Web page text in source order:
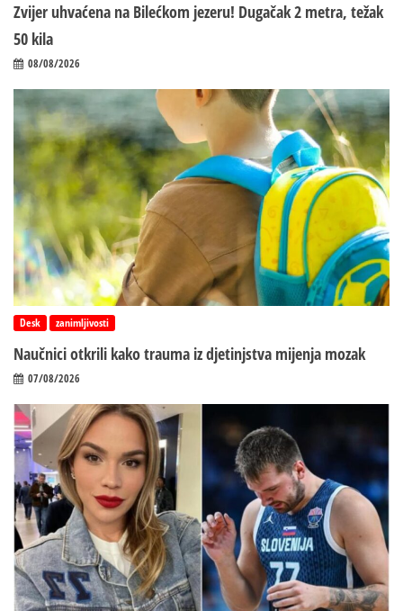
Zvijer uhvaćena na Bilećkom jezeru! Dugačak 2 metra, težak
50 kila
08/08/2026
Desk zanimljivosti
Naučnici otkrili kako trauma iz d‌jetinjstva mijenja mozak
07/08/2026